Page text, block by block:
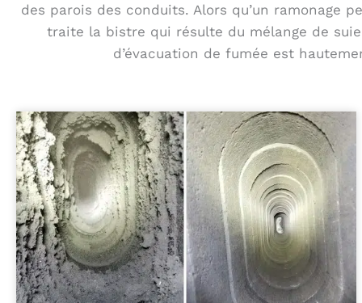
des parois des conduits. Alors qu’un ramonage
traite la bistre qui résulte du mélange de
d’évacuation de fumée est